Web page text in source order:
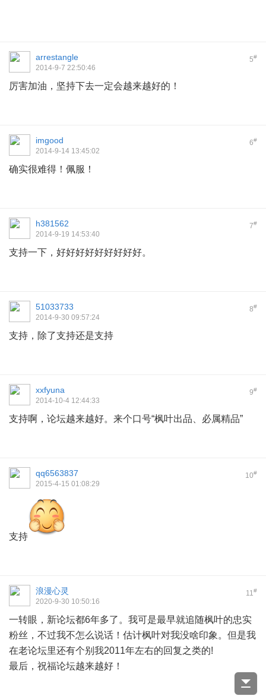
5#
arrestangle
2014-9-7 22:50:46
厉害加油，坚持下去一定会越来越好的！
6#
imgood
2014-9-14 13:45:02
确实很难得！佩服！
7#
h381562
2014-9-19 14:53:40
支持一下，好好好好好好好好好。
8#
51033733
2014-9-30 09:57:24
支持，除了支持还是支持
9#
xxfyuna
2014-10-4 12:44:33
支持啊，论坛越来越好。来个口号“枫叶出品、必属精品”
10#
qq6563837
2015-4-15 01:08:29
支持
11 #
浪漫心灵
2020-9-30 10:50:16
一转眼，新论坛都6年多了。我可是最早就追随枫叶的忠实
粉丝，不过我不怎么说话！估计枫叶对我没啥印象。但是我
在老论坛里还有个别我2011年左右的回复之类的!
最后，祝福论坛越来越好！